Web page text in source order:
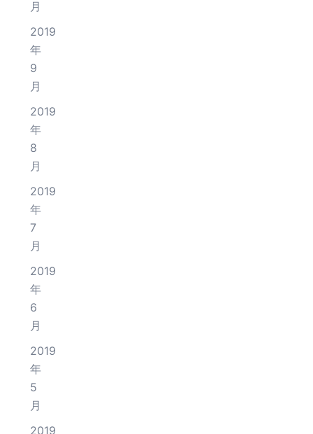
月
2019
年
9
月
2019
年
8
月
2019
年
7
月
2019
年
6
月
2019
年
5
月
2019